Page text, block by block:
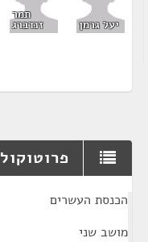
יעל גרמן
תמר
זנדברג
פרוטוקול
הכנסת העשרים
מושב שני